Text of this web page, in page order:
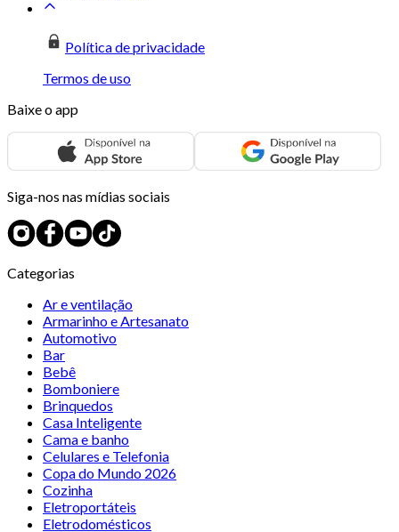
Política de privacidade
Termos de uso
Baixe o app
Siga-nos nas mídias sociais
Categorias
Ar e ventilação
Armarinho e Artesanato
Automotivo
Bar
Bebê
Bomboniere
Brinquedos
Casa Inteligente
Cama e banho
Celulares e Telefonia
Copa do Mundo 2026
Cozinha
Eletroportáteis
Eletrodomésticos